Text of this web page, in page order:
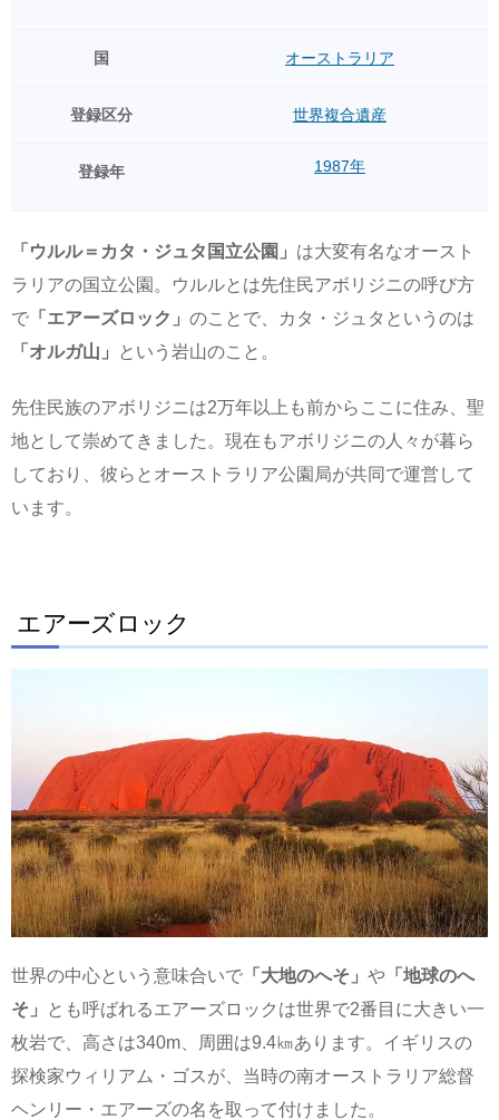
国 オーストラリア
登録区分 世界複合遺産
登録年 1987年
「ウルル＝カタ・ジュタ国立公園」 は大変有名なオースト
ラリアの国立公園。ウルルとは先住民アボリジニの呼び方
で 「エアーズロック」 のことで、カタ・ジュタというのは
「オルガ山」
という岩山のこと。
先住民族のアボリジニは2万年以上も前からここに住み、聖
地として崇めてきました。現在もアボリジニの人々が暮ら
しており、彼らとオーストラリア公園局が共同で運営して
います。
エアーズロック
世界の中心という意味合いで 「大地のへそ」 や 「地球のへ
そ」
とも呼ばれるエアーズロックは世界で2番目に大きい一
枚岩で、高さは340m、周囲は9.4㎞あります。イギリスの
探検家ウィリアム・ゴスが、当時の南オーストラリア総督
ヘンリー・エアーズの名を取って付けました。